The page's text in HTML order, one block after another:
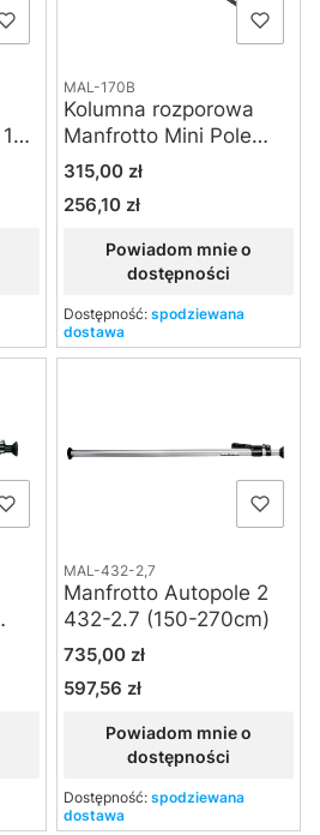
MAL-170B
Kolumna rozporowa
Manfrotto Mini Pole
170B (330 cm) czarna
Cena
315,00 zł
Cena
256,10 zł
Powiadom mnie o
dostępności
Dostępność: spodziewana
dostawa
MAL-432-2,7
Manfrotto Autopole 2
432-2.7 (150-270cm)
Cena
735,00 zł
Cena
597,56 zł
Powiadom mnie o
dostępności
Dostępność: spodziewana
dostawa